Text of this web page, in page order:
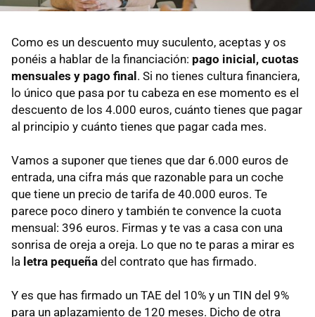
Como es un descuento muy suculento, aceptas y os
ponéis a hablar de la financiación: pago inicial, cuotas
mensuales y pago final . Si no tienes cultura financiera,
lo único que pasa por tu cabeza en ese momento es el
descuento de los 4.000 euros, cuánto tienes que pagar
al principio y cuánto tienes que pagar cada mes.
Vamos a suponer que tienes que dar 6.000 euros de
entrada, una cifra más que razonable para un coche
que tiene un precio de tarifa de 40.000 euros. Te
parece poco dinero y también te convence la cuota
mensual: 396 euros. Firmas y te vas a casa con una
sonrisa de oreja a oreja. Lo que no te paras a mirar es
la letra pequeña del contrato que has firmado.
Y es que has firmado un TAE del 10% y un TIN del 9%
para un aplazamiento de 120 meses. Dicho de otra